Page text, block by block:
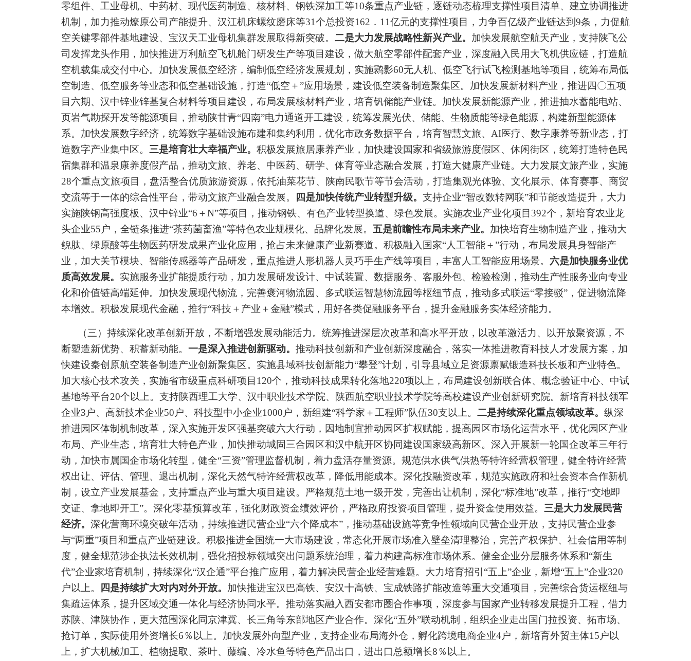
零组件、工业母机、中药材、现代医药制造、核材料、钢铁深加工等10条重点产业链，逐链动态梳理支撑性项目清单、建立协调推进
机制，加力推动燎原公司产能提升、 汉江机床螺纹磨床等31个总投资162．11亿元的支撑性项目，力争百亿级产业链达到 9条，力促航
空关键零部件基地建设、宝汉天工业母机集群发展取得新突破。 二是大力发展战略性新兴产业。 加快发展航空航天产业， 支持陕飞公
司发挥龙头作用，加快推进万利航空飞机舱门研发生产等项目建设，做大航空零部件配套产业，深度融入 民用大飞机供应链，打造航
空机载集成交付中心。加快发展低空经济， 编制低空经济发展规划， 实施鹮影60无人机、低空飞行试飞检测基地等项目，统筹布局低
空制造、低空服务等业态和低空基础设施，打造“低空 ＋”应用场景，建设低空装备制造聚集区。加快发展新材料产业，推进四〇五项
目六期、 汉中锌业锌基复合材料等项目建设，布局发展核材料产业，培育钒储能产业链。 加快发展新能源产业， 推进抽水蓄能电站、
页岩气勘探开发等能源项目
， 推动陕甘青“四南”电力通道开工建设，统筹发展光伏、储能、生物质能等绿色能源， 构建新型能源体
系。 加快发展数字经济，统筹数字基础设施布建和集约利用，优化市政务数据平台，培育智慧文旅、 AI医疗、数字康养等新业态，打
造数字产业集中区。 三是培育壮大幸福产业。 积极发展旅居康养产业，加快建设国家和省级旅游度假区、休闲街区，统筹打造特色民
宿集群和温泉康养度假产品， 推动文旅、养老、中医药、研学、体育等业态融合发展，打造大健康产业链。 大力发展文旅产业，实施
28个重点文旅项目，盘活整合优质旅游资源，依托油菜花节、陕南民歌节等节会活动，打造集观光体验、文化展示、体育赛事、商贸
交流等于一体的综合性平台，带动文旅产业融合发展。
四是加快传统产业转型升级。 支持企业“智改数转网联”和节能改造提升，大力
实施陕钢高强度板、 汉中锌业“6 ＋N”等项目， 推动钢铁、有色产业转型换道、 绿色发展。 实施农业产业化项目 392个，新培育农业龙
头企业55 户，全链条推进“茶药菌畜渔”等特色农业规模化、品牌化发展。 五是前瞻性布局未来产业。 加快培育生物制造产业，推动大
鲵肽、绿原酸等生物医药研发成果产业化应用，抢占未来健康产业新赛道。 积极融入国家“人工智能＋”行动， 布局发展具身智能产
业，加大关节模块、智能传感器等产品研发 ，重点推进人形机器人灵巧手生产线等项目， 丰富人工智能应用场景。 六是加快服务业优
质高效发展。 实施服务业扩能提质行动， 加力发展研发设计、中试装置、数据服务、客服外包、检验检测，推动生产性服务业向专业
化和价值链高端延伸。加快发展现代物流，完善褒河物流园、多式联运智慧物流园等枢纽节点，推动多式联运“零接驳” ，促进物流降
本增效。 积极发展现代金融，推行“科技 ＋ 产业 ＋金融”模式， 用好各类促融服务平台 ，提升金融服务实体经济能力。
（三）持续深化改革创新开放，不断增强发展动能活力。 统筹推进深层次改革和高水平开放，以改革激活力、以开放聚资源，不
断塑造新优势、积蓄新动能。 一是深入推进创新驱动。 推动科技创新和产业创新深度融合， 落实一体推进教育科技人才发展方案，加
快建设秦创原航空装备制造产业创新聚集区。 实施县域科技创新能力“攀登”计划，引导县域立足资源禀赋锻造科技长板和产业特色。
加大核心技术攻关，实施省市级重点科研项目 120个，推动科技成果转化落地220项以上，布局建设创新联合体、 概念验证中心、中试
基地等平台20个以上。支持陕西理工大学、汉中职业技术学院、 陕西航空职业技术学院等高校建设产业创新研究院。 新培育科技领军
企业3 户、高新技术企业50 户、科技型中小企业1000 户，新组建“科学家 ＋ 工程师”队伍30支以上。 二是持续深化重点领域改革。 纵深
推进园 区体制机制改革，深入实施开发区强基突破六大行动，因地制宜推动园区扩权赋能，提高园区市场化运营水平，优化园区产业
布局、产业生态，培育壮大特色产业 ， 加快推动城固三合园区和汉中航开区协同建设国家级高新区。 深入开展新一轮国企改革三年行
动 ，加快市属国企市场化转型 ， 健全“三资”管理监督机制，着力盘活存量资源。 规范供水供气供热等特许经营权管理，健全特许经营
权出让、评估、管理、退出机制，深化天然气特许经营权改革，降低用能成本。深化投融资改革，规范实施政府和社会资本合作新机
制，设立产业发展基金 ，支持重点产业与重大项目建设。严格规范土地一级开发，完善出让机制，深化“标准地”改革，推行“交地即
交证、拿地即开工”。 深化零基预算改革，强化财政资金绩效评价，严格政府投资项目管理，提升资金使用效益。 三是大力发展民营
经济。 深化营商环境突破年活动，持续推进民营企业“六个降成本” ，推动基础设施等竞争性领域向民营企业开放， 支持民营企业参
与“两重”项目和重点产业链建设。 积极推进全国统一大市场建设，常态化开展市场准入壁垒清理整治，完善产权保护、社会信用等制
度，健全规范涉企执法长效机制，强化招投标领域突出问题系统治理，着力构建高标准市场体系。 健全企业分层服务体系和“新生
代”企业家培育机制，持续深化“汉企通”平台推广应用，着力解决民营企业经营难题。大力培育招引 “五上”企业，新增“五上”企业320
户以上。
四是持续扩大对内对外开放。 加快推进宝汉巴高铁、安汉十高铁、宝成铁路扩能改造等重大交通项目，完善综合货运枢纽与
集疏运体系，提升区域交通一体化与经济协同水平。推动落实融入西安都市圈合作事项，深度参与国家产业转移发展提升工程，借力
苏陕、津陕协作，更大范围深化同京津冀、长三角等东部地区产业合作。深化“五外”联动机制，组织企业走出国门拉投资、拓市场、
抢订单，实际使用外资增长6％ 以上。 加快发展外向型产业，支持企业布局海外仓， 孵化跨境电商企业4户，新培育外贸主体15 户以
上，扩大机械加工、植物提取、茶叶、藤编、冷水鱼等特色产品出口，进出口总额增长8％ 以上。